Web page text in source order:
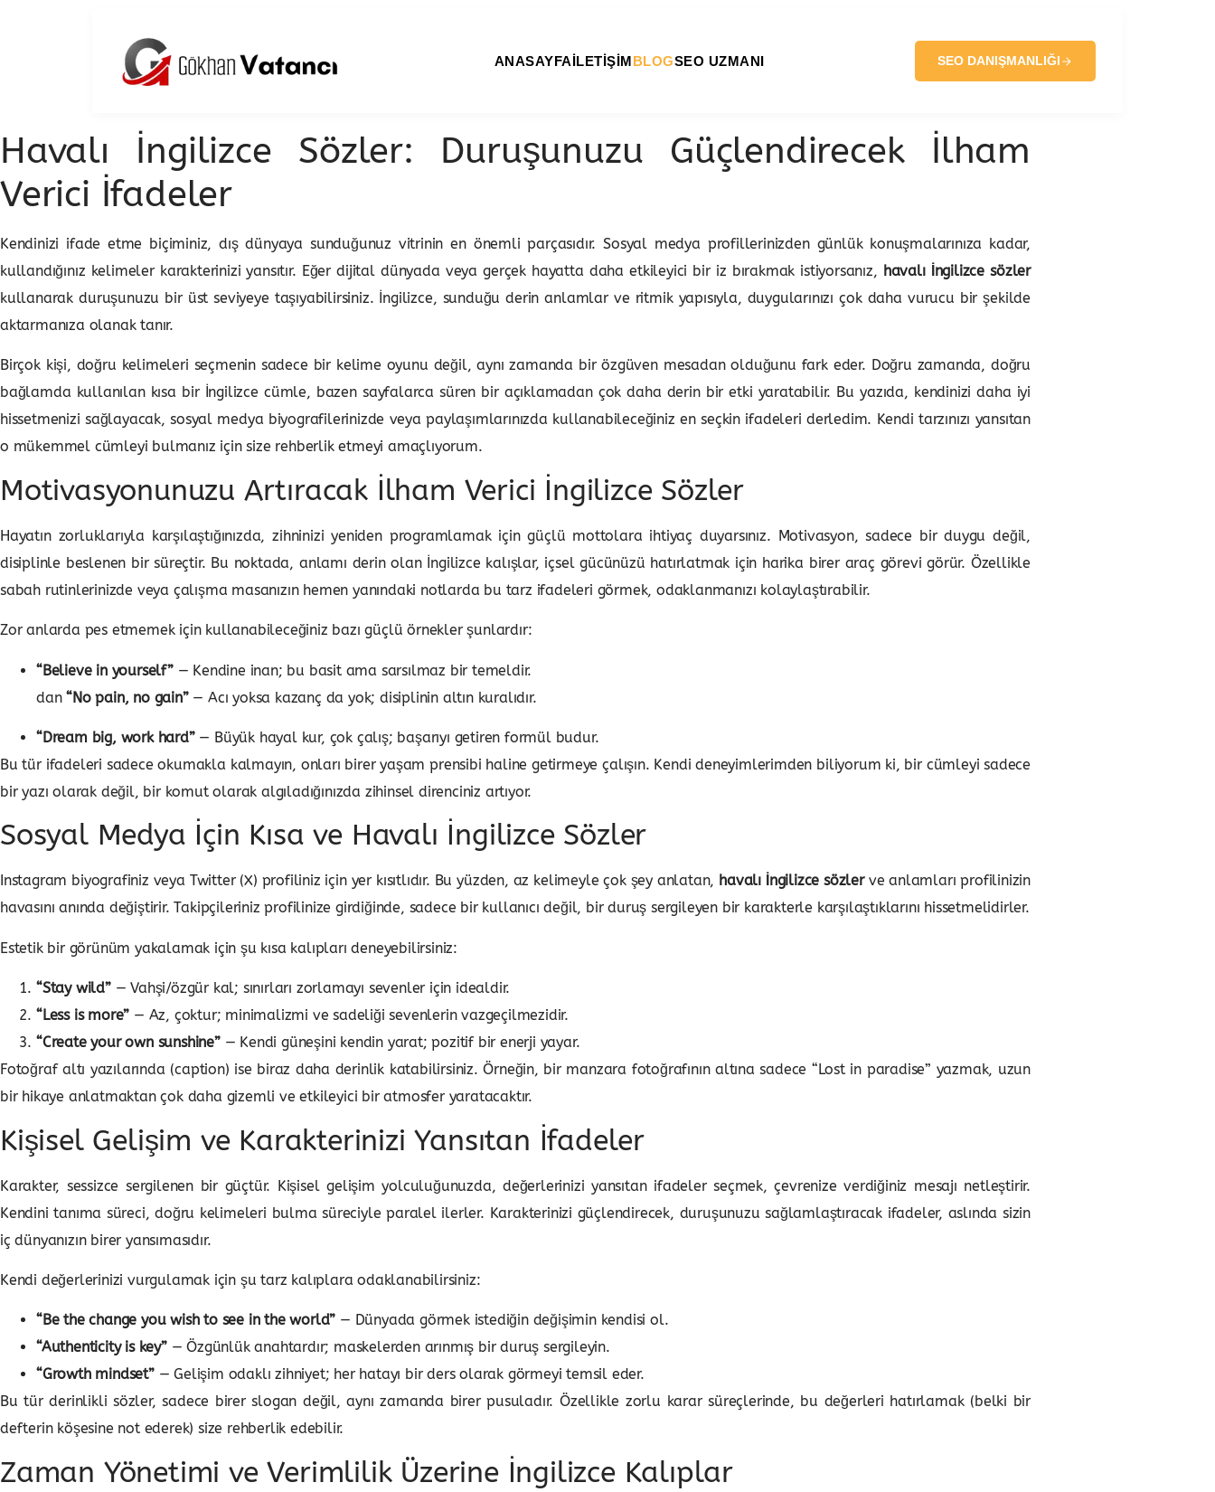
ANASAYFAİLETİŞİMBLOGSEO UZMANI SEO DANIŞMANLIĞI
Havalı İngilizce Sözler: Duruşunuzu Güçlendirecek İlham
Verici İfadeler
Kendinizi ifade etme biçiminiz, dış dünyaya sunduğunuz vitrinin en önemli parçasıdır. Sosyal medya profillerinizden günlük konuşmalarınıza kadar,
kullandığınız kelimeler karakterinizi yansıtır. Eğer dijital dünyada veya gerçek hayatta daha etkileyici bir iz bırakmak istiyorsanız, havalı İngilizce sözler
kullanarak duruşunuzu bir üst seviyeye taşıyabilirsiniz. İngilizce, sunduğu derin anlamlar ve ritmik yapısıyla, duygularınızı çok daha vurucu bir şekilde
aktarmanıza olanak tanır.
Birçok kişi, doğru kelimeleri seçmenin sadece bir kelime oyunu değil, aynı zamanda bir özgüven mesadan olduğunu fark eder. Doğru zamanda, doğru
bağlamda kullanılan kısa bir İngilizce cümle, bazen sayfalarca süren bir açıklamadan çok daha derin bir etki yaratabilir. Bu yazıda, kendinizi daha iyi
hissetmenizi sağlayacak, sosyal medya biyografilerinizde veya paylaşımlarınızda kullanabileceğiniz en seçkin ifadeleri derledim. Kendi tarzınızı yansıtan
o mükemmel cümleyi bulmanız için size rehberlik etmeyi amaçlıyorum.
Motivasyonunuzu Artıracak İlham Verici İngilizce Sözler
Hayatın zorluklarıyla karşılaştığınızda, zihninizi yeniden programlamak için güçlü mottolara ihtiyaç duyarsınız. Motivasyon, sadece bir duygu değil,
disiplinle beslenen bir süreçtir. Bu noktada, anlamı derin olan İngilizce kalışlar, içsel gücünüzü hatırlatmak için harika birer araç görevi görür. Özellikle
sabah rutinlerinizde veya çalışma masanızın hemen yanındaki notlarda bu tarz ifadeleri görmek, odaklanmanızı kolaylaştırabilir.
Zor anlarda pes etmemek için kullanabileceğiniz bazı güçlü örnekler şunlardır:
“Believe in yourself”— Kendine inan; bu basit ama sarsılmaz bir temeldir.
dan“No pain, no gain”— Acı yoksa kazanç da yok; disiplinin altın kuralıdır.
“Dream big, work hard”— Büyük hayal kur, çok çalış; başarıyı getiren formül budur.
Bu tür ifadeleri sadece okumakla kalmayın, onları birer yaşam prensibi haline getirmeye çalışın. Kendi deneyimlerimden biliyorum ki, bir cümleyi sadece
bir yazı olarak değil, bir komut olarak algıladığınızda zihinsel direnciniz artıyor.
Sosyal Medya İçin Kısa ve Havalı İngilizce Sözler
Instagram biyografiniz veya Twitter (X) profiliniz için yer kısıtlıdır. Bu yüzden, az kelimeyle çok şey anlatan, havalı İngilizce sözlerve anlamları profilinizin
havasını anında değiştirir. Takipçileriniz profilinize girdiğinde, sadece bir kullanıcı değil, bir duruş sergileyen bir karakterle karşılaştıklarını hissetmelidirler.
Estetik bir görünüm yakalamak için şu kısa kalıpları deneyebilirsiniz:
“Stay wild”— Vahşi/özgür kal; sınırları zorlamayı sevenler için idealdir.
“Less is more” — Az, çoktur; minimalizmi ve sadeliği sevenlerin vazgeçilmezidir.
“Create your own sunshine”— Kendi güneşini kendin yarat; pozitif bir enerji yayar.
Fotoğraf altı yazılarında (caption) ise biraz daha derinlik katabilirsiniz. Örneğin, bir manzara fotoğrafının altına sadece “Lost in paradise” yazmak, uzun
bir hikaye anlatmaktan çok daha gizemli ve etkileyici bir atmosfer yaratacaktır.
Kişisel Gelişim ve Karakterinizi Yansıtan İfadeler
Karakter, sessizce sergilenen bir güçtür. Kişisel gelişim yolculuğunuzda, değerlerinizi yansıtan ifadeler seçmek, çevrenize verdiğiniz mesajı netleştirir.
Kendini tanıma süreci, doğru kelimeleri bulma süreciyle paralel ilerler. Karakterinizi güçlendirecek, duruşunuzu sağlamlaştıracak ifadeler, aslında sizin
iç dünyanızın birer yansımasıdır.
Kendi değerlerinizi vurgulamak için şu tarz kalıplara odaklanabilirsiniz:
“Be the change you wish to see in the world” — Dünyada görmek istediğin değişimin kendisi ol.
“Authenticity is key”— Özgünlük anahtardır; maskelerden arınmış bir duruş sergileyin.
“Growth mindset”— Gelişim odaklı zihniyet; her hatayı bir ders olarak görmeyi temsil eder.
Bu tür derinlikli sözler, sadece birer slogan değil, aynı zamanda birer pusuladır. Özellikle zorlu karar süreçlerinde, bu değerleri hatırlamak (belki bir
defterin köşesine not ederek) size rehberlik edebilir.
Zaman Yönetimi ve Verimlilik Üzerine İngilizce Kalıplar